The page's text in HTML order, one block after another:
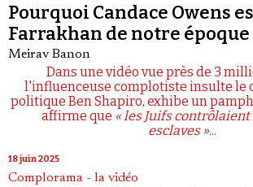
Pourquoi Candace Owens
Farrakhan de notre époque
Meirav Banon
Dans une vidéo vue près de 3
l'influenceuse complotiste insulte le
politique Ben Shapiro, exhibe un
affirme que « les Juifs
esclaves »...
18 juin 2025
Complorama - la vidéo